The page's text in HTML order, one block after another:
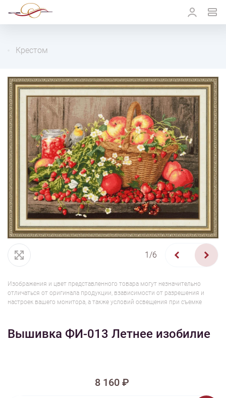
Крестом
1/6
Изображения и цвет представленного товара могут незначительно
отличаться от оригинала продукции, взависимости от разрешения и
настроек вашего монитора, а также условий освещения при съемке
Вышивка ФИ-013 Летнее изобилие
8 160 ₽